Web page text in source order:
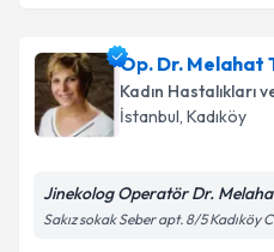
Takvim
Prof. Dr. Umur Çolgar
oluşturun. Size bu
takvim hazırlandığında
Op. Dr. Melahat
Kadın Hastalıkları
İstanbul, Kadıköy
Jinekolog Operatör Dr.
Sakız sokak Seber apt. 8/5 Kadıköy